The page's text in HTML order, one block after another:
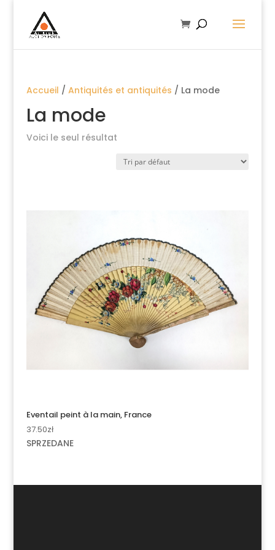
Accueil / Antiquités et antiquités / La mode
La mode
Voici le seul résultat
Eventail peint à la main, France
37.50zł
SPRZEDANE